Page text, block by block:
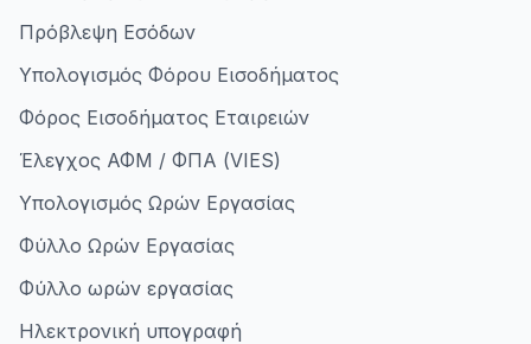
Πρόβλεψη Εσόδων
Υπολογισμός Φόρου Εισοδήματος
Φόρος Εισοδήματος Εταιρειών
Έλεγχος ΑΦΜ / ΦΠΑ (VIES)
Υπολογισμός Ωρών Εργασίας
Φύλλο Ωρών Εργασίας
Φύλλο ωρών εργασίας
Ηλεκτρονική υπογραφή